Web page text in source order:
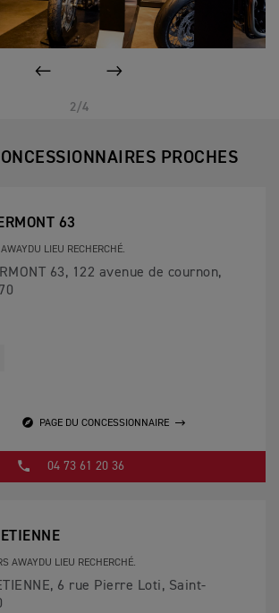
2/4
PROCHES
63
LIEU RECHERCHÉ.
63, 122 avenue de cournon,
PAGE DU CONCESSIONNAIRE
04 73 61 20 36
AWAYDU LIEU RECHERCHÉ.
6 rue Pierre Loti, Saint-